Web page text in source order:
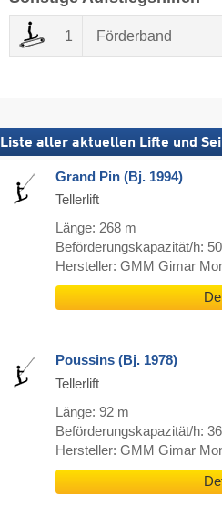
1 Förderband
Liste aller aktuellen Lifte und
Grand Pin (Bj. 1994)
Tellerlift
Länge: 268 m
Beförderungskapazität/h:
Hersteller: GMM Gimar
Poussins (Bj. 1978)
Tellerlift
Länge: 92 m
Beförderungskapazität/h:
Hersteller: GMM Gimar